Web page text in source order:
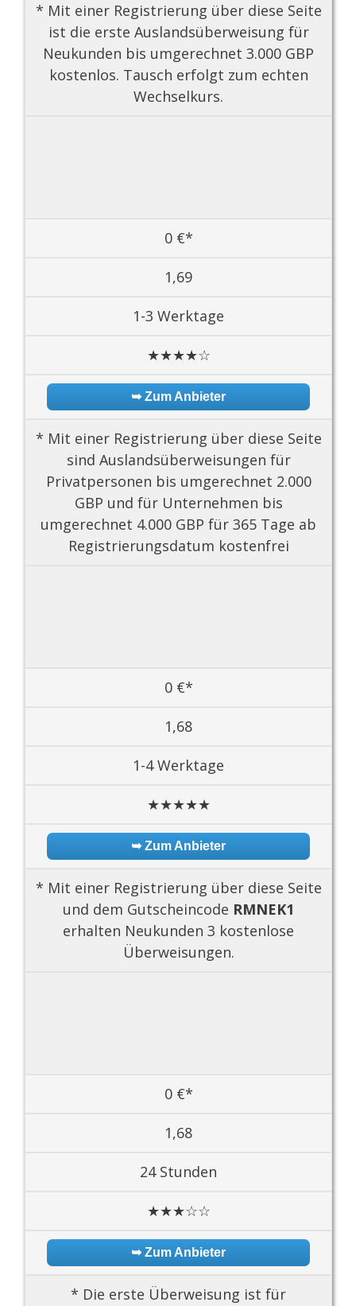
* Mit einer Registrierung über diese Seite
ist die erste Auslandsüberweisung für
Neukunden bis umgerechnet 3.000 GBP
kostenlos. Tausch erfolgt zum echten
Wechselkurs.
0 €*
1,69
1-3 Werktage
★★★★☆
➥ Zum Anbieter
* Mit einer Registrierung über diese Seite
sind Auslandsüberweisungen für
Privatpersonen bis umgerechnet 2.000
GBP und für Unternehmen bis
umgerechnet 4.000 GBP für 365 Tage ab
Registrierungsdatum kostenfrei
0 €*
1,68
1-4 Werktage
★★★★★
➥ Zum Anbieter
* Mit einer Registrierung über diese Seite
und dem Gutscheincode RMNEK1
erhalten Neukunden 3 kostenlose
Überweisungen.
0 €*
1,68
24 Stunden
★★★☆☆
➥ Zum Anbieter
* Die erste Überweisung ist für